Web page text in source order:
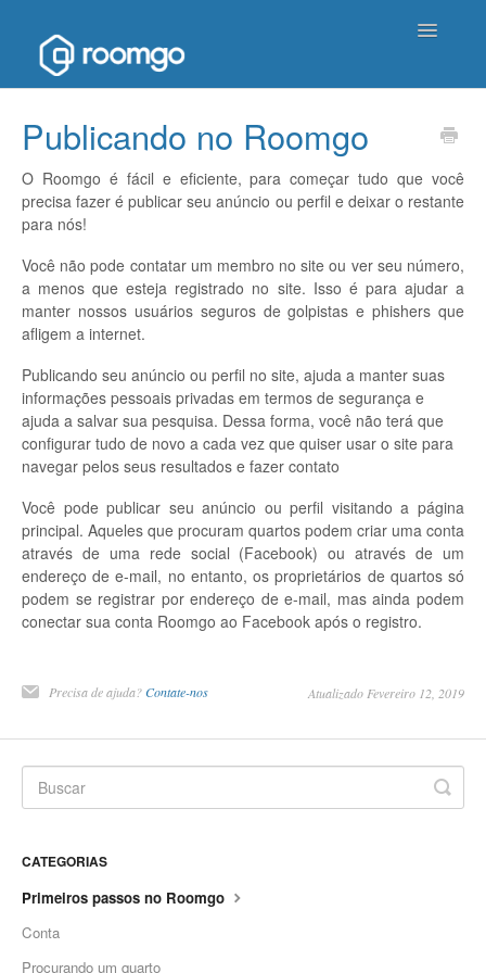
Toggle
Publicando no Roomgo
O Roomgo é fácil e eficiente, para começar tudo que você
precisa fazer é publicar seu anúncio ou perfil e deixar o restante
para nós!
Você não pode contatar um membro no site ou ver seu número,
a menos que esteja registrado no site. Isso é para ajudar a
manter nossos usuários seguros de golpistas e phishers que
afligem a internet.
Publicando seu anúncio ou perfil no site, ajuda a manter suas
informações pessoais privadas em termos de segurança e
ajuda a salvar sua pesquisa. Dessa forma, você não terá que
configurar tudo de novo a cada vez que quiser usar o site para
navegar pelos seus resultados e fazer contato
Você pode publicar seu anúncio ou perfil visitando a página
principal. Aqueles que procuram quartos podem criar uma conta
através de uma rede social (Facebook) ou através de um
endereço de e-mail, no entanto, os proprietários de quartos só
podem se registrar por endereço de e-mail, mas ainda podem
conectar sua conta Roomgo ao Facebook após o registro.
Precisa de ajuda?Contate-nos Atualizado Fevereiro 12, 2019
CATEGORIAS
Primeiros passos no Roomgo
Conta
Procurando um quarto